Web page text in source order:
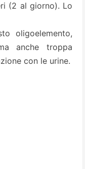
(2 al giorno). Lo
oligoelemento,
anche troppa
con le urine.